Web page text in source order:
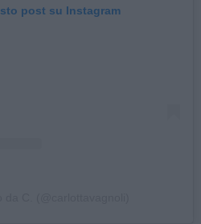
post su Instagram